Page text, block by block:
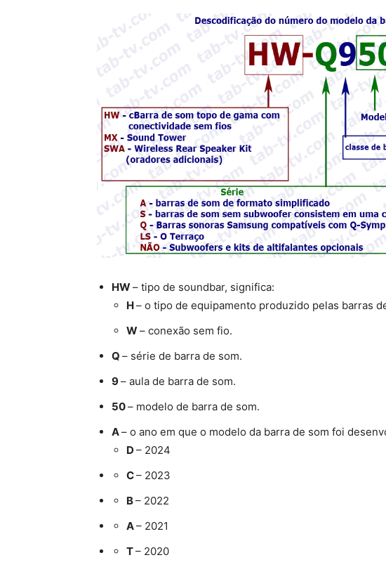
HW– tipo de soundbar, significa:
H– o tipo de equipamento produzido pelas barras
W– conexão sem fio.
Q – série de barra de som.
9– aula de barra de som.
50– modelo de barra de som.
A– o ano em que o modelo da barra de som foi
D – 2024
С– 2023
B– 2022
A– 2021
T– 2020